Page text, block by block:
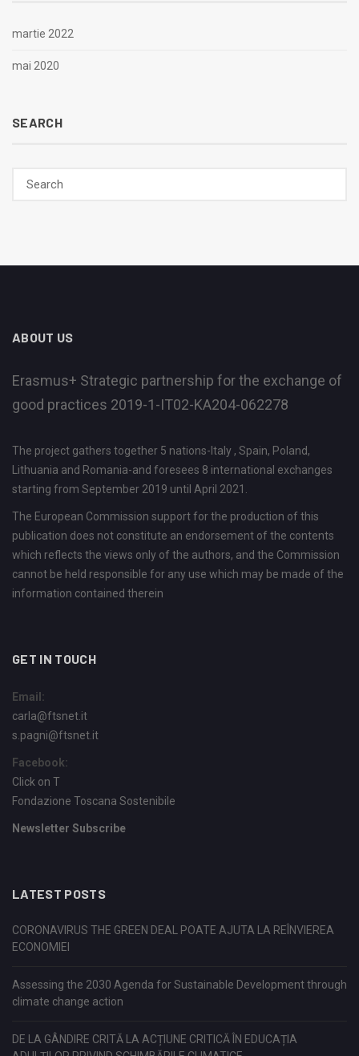
martie 2022
mai 2020
SEARCH
ABOUT US
Erasmus+ Strategic partnership for the exchange of
good practices 2019-1-IT02-KA204-062278
The project gathers together 5 nations-Italy , Spain, Poland,
Lithuania and Romania-and foresees 8 international exchanges
starting from September 2019 until April 2021.
The European Commission support for the production of this
publication does not constitute an endorsement of the contents
which reflects the views only of the authors, and the Commission
cannot be held responsible for any use which may be made of the
information contained therein
GET IN TOUCH
Email:
carla@ftsnet.it
s.pagni@ftsnet.it
Facebook:
Click on T
Fondazione Toscana Sostenibile
Newsletter Subscribe
LATEST POSTS
CORONAVIRUS THE GREEN DEAL POATE AJUTA LA REÎNVIEREA
ECONOMIEI
Assessing the 2030 Agenda for Sustainable Development through
climate change action
DE LA GÂNDIRE CRITĂ LA ACȚIUNE CRITICĂ ÎN EDUCAȚIA